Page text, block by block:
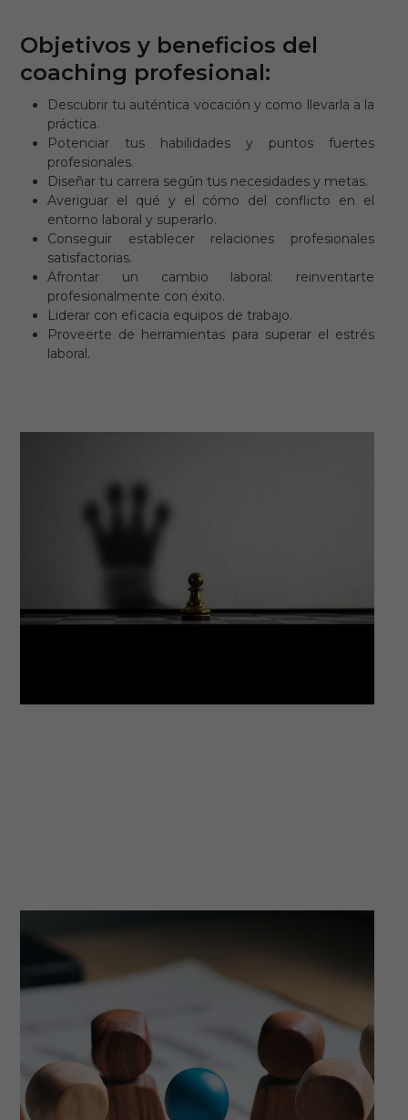
Objetivos y beneficios del
coaching profesional:
Descubrir tu auténtica vocación y como llevarla a la
práctica.
Potenciar tus habilidades y puntos fuertes
profesionales.
Diseñar tu carrera según tus necesidades y metas.
Averiguar el qué y el cómo del conflicto en el
entorno laboral y superarlo.
Conseguir establecer relaciones profesionales
satisfactorias.
Afrontar un cambio laboral: reinventarte
profesionalmente con éxito.
Liderar con eficacia equipos de trabajo.
Proveerte de herramientas para superar el estrés
laboral.